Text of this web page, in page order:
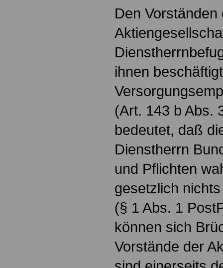
Den Vorständen
ihnen
(Art. 143 b Abs.
bedeutet, daß
Dienstherrn
und Pflichten
gesetzlich
(§ 1 Abs. 1
können sich
Vorstände der